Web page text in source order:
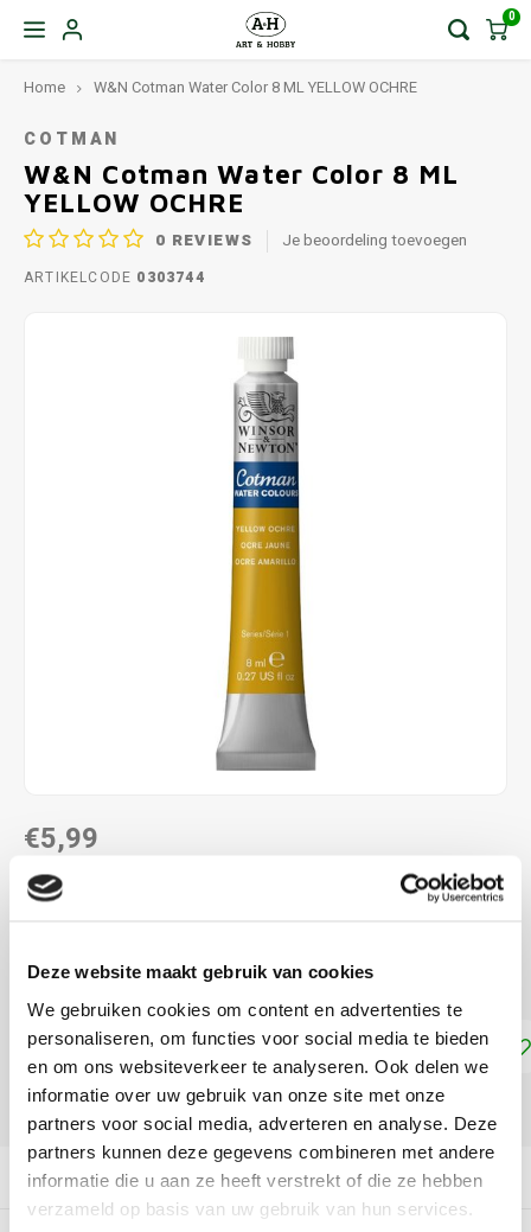
Deze website maakt gebruik van cookies
We gebruiken cookies om content en advertenties te
personaliseren, om functies voor social media te bieden
en om ons websiteverkeer te analyseren. Ook delen we
informatie over uw gebruik van onze site met onze
partners voor social media, adverteren en analyse. Deze
partners kunnen deze gegevens combineren met andere
informatie die u aan ze heeft verstrekt of die ze hebben
verzameld op basis van uw gebruik van hun services.
0
Home W&N Cotman Water Color 8 ML YELLOW OCHRE
COTMAN
W&N Cotman Water Color 8 ML
YELLOW OCHRE
0 REVIEWS Je beoordeling toevoegen
ARTIKELCODE 0303744
€5,99
DIRECT LEVERBAAR
meer
Toevoegen aan winkelwagen
Productomschrijving